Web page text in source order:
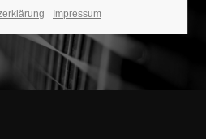
Impressum